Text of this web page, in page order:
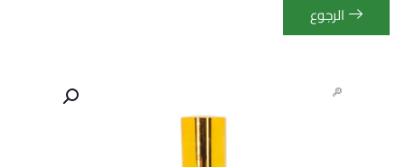
الرجوع